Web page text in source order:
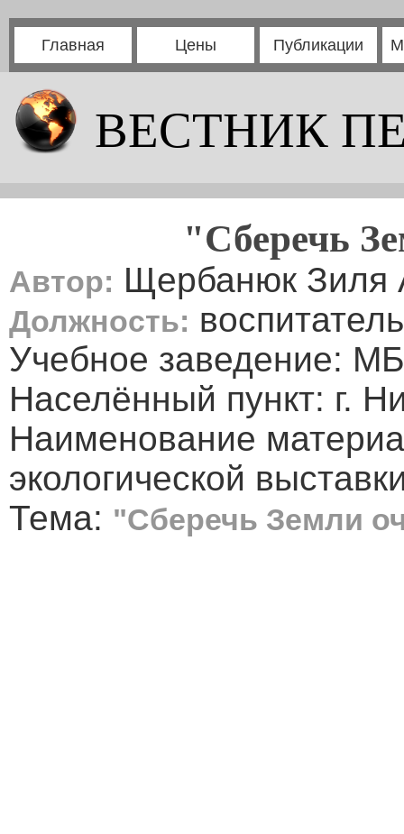
Главная Цены Публикации
ВЕСТНИК
"Сберечь
Автор: Щербанюк Зиля
Должность: воспитатель
Учебное заведение:
Населённый пункт: г.
Наименование
экологической
Тема: "Сберечь Земли